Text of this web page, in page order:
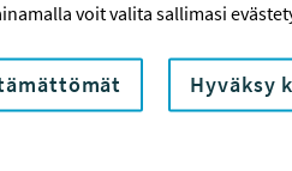
voit valita sallimasi
Hyväksy